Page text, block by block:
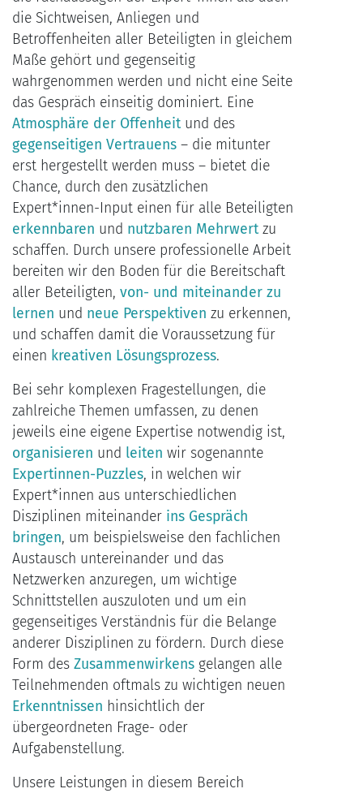
die Sichtweisen, Anliegen und
Betroffenheiten aller Beteiligten in gleichem
Maße gehört und gegenseitig
wahrgenommen werden und nicht eine Seite
das Gespräch einseitig dominiert. Eine
Atmosphäre der Offenheitund des
gegenseitigen Vertrauens – die mitunter
erst hergestellt werden muss – bietet die
Chance, durch den zusätzlichen
Expert*innen-Input einen für alle Beteiligten
erkennbaren und nutzbaren Mehrwertzu
schaffen. Durch unsere professionelle Arbeit
bereiten wir den Boden für die Bereitschaft
aller Beteiligten, von- und miteinander zu
lernen und neue Perspektiven zu erkennen,
und schaffen damit die Voraussetzung für
einen kreativen Lösungsprozess.
Bei sehr komplexen Fragestellungen, die
zahlreiche Themen umfassen, zu denen
jeweils eine eigene Expertise notwendig ist,
organisieren und leiten wir sogenannte
Expertinnen-Puzzles, in welchen wir
Expert*innen aus unterschiedlichen
Disziplinen miteinander ins Gespräch
bringen, um beispielsweise den fachlichen
Austausch untereinander und das
Netzwerken anzuregen, um wichtige
Schnittstellen auszuloten und um ein
gegenseitiges Verständnis für die Belange
anderer Disziplinen zu fördern. Durch diese
Form des Zusammenwirkens gelangen alle
Teilnehmenden oftmals zu wichtigen neuen
Erkenntnissen hinsichtlich der
übergeordneten Frage- oder
Aufgabenstellung.
Unsere Leistungen in diesem Bereich